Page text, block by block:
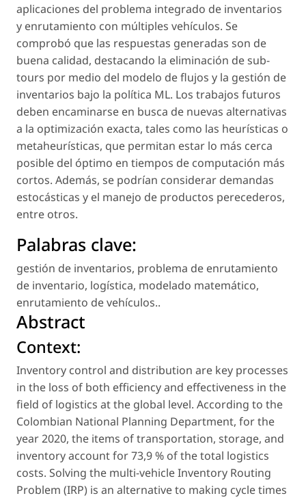
aplicaciones del problema integrado de inventarios
y enrutamiento con múltiples vehículos. Se
comprobó que las respuestas generadas son de
buena calidad, destacando la eliminación de sub-
tours por medio del modelo de flujos y la gestión de
inventarios bajo la política ML. Los trabajos futuros
deben encaminarse en busca de nuevas alternativas
a la optimización exacta, tales como las heurísticas o
metaheurísticas, que permitan estar lo más cerca
posible del óptimo en tiempos de computación más
cortos. Además, se podrían considerar demandas
estocásticas y el manejo de productos perecederos,
entre otros.
Palabras clave:
gestión de inventarios, problema de enrutamiento
de inventario, logística, modelado matemático,
enrutamiento de vehículos..
Abstract
Context:
Inventory control and distribution are key processes
in the loss of both efficiency and effectiveness in the
field of logistics at the global level. According to the
Colombian National Planning Department, for the
year 2020, the items of transportation, storage, and
inventory account for 73,9 % of the total logistics
costs. Solving the multi-vehicle Inventory Routing
Problem (IRP) is an alternative to making cycle times